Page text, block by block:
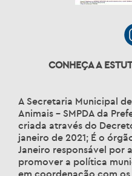
CONHEÇA A
A Secretaria Municipal
Animais – SMPDA da
criada através do
janeiro de 2021; É o
Janeiro responsável por
promover a política
em coordenação com